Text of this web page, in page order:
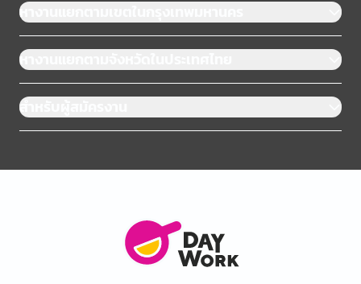
หางานแยกตามเขตในกรุงเทพมหานคร
หางานแยกตามจังหวัดในประเทศไทย
สำหรับผู้สมัครงาน